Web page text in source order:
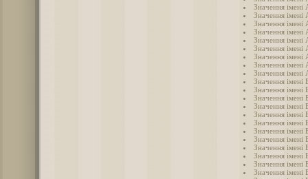
Значення імені
Значення імені
Значення імені
Значення імені
Значення імені
Значення імені
Значення імені
Значення імені
Значення імені
Значення імені
Значення імені
Значення імені
Значення імені
Значення імені
Значення імені
Значення імені
Значення імені
Значення імені
Значення імені
Значення імені
Значення імені